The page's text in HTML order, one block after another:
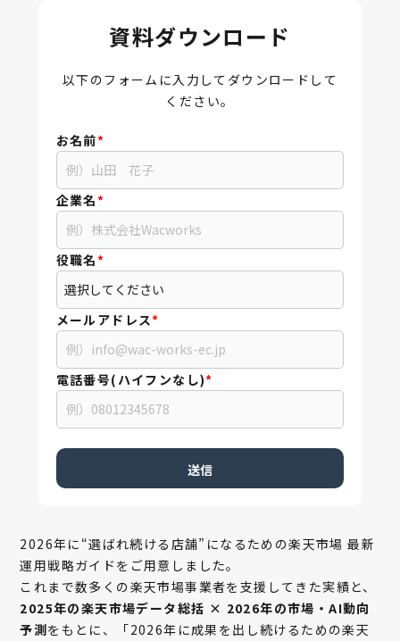
資料ダウンロード
以下のフォームに入力してダウンロードして
ください。
お名前*
企業名*
役職名*
メールアドレス*
電話番号(ハイフンなし)*
2026年に“選ばれ続ける店舗”になるための楽天市場 最新
運用戦略ガイドをご用意しました。
これまで数多くの楽天市場事業者を支援してきた実績と、
2025年の楽天市場データ総括 × 2026年の市場・AI動向
予測をもとに、
「2026年に成果を出し続けるための楽天